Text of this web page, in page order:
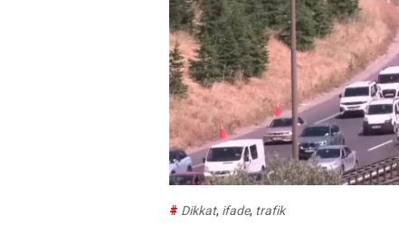
# Dikkat, ifade, trafik